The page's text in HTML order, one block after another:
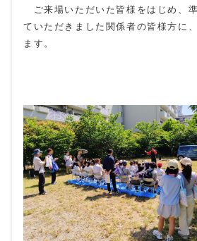
ご来場いただいた皆様をはじめ、
ていただきました関係者の皆様方に
ます。